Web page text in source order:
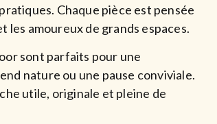
Chaque pièce est pensée
les amoureux de grands espaces.
sont parfaits pour une
nature ou une pause conviviale.
utile, originale et pleine de